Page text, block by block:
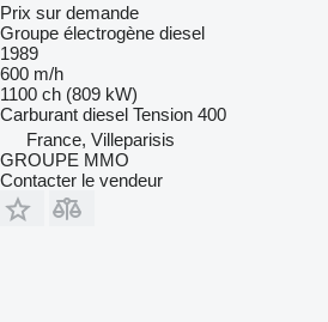
Prix sur demande
Groupe électrogène diesel
1989
600 m/h
1100 ch (809 kW)
Carburant diesel Tension 400
France, Villeparisis
GROUPE MMO
Contacter le vendeur